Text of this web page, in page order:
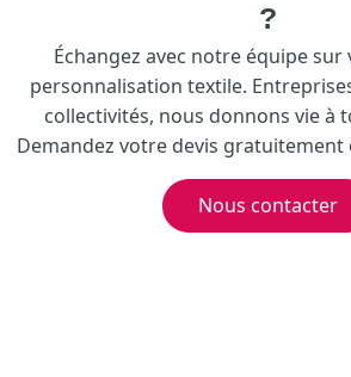
?
Échangez avec notre équipe
personnalisation textile.
collectivités, nous donnons vie à
Demandez votre devis gratuitement
Nous contacter